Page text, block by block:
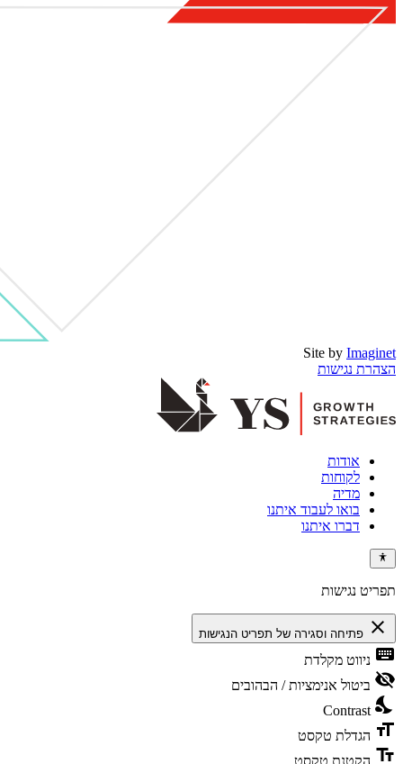
Site by Imaginet
הצהרת נגישות
אודות
לקוחות
מדיה
בואו לעבוד איתנו
דברו איתנו
תפריט נגישות
close פתיחה וסגירה של תפריט הנגישות
keyboard ניווט מקלדת
visibility_off ביטול אנימציות / הבהובים
nights_stay
Contrast
format_size הגדלת טקסט
text_fields